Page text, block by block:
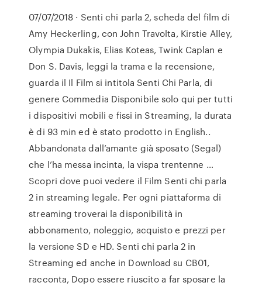
07/07/2018 · Senti chi parla 2, scheda del film di
Amy Heckerling, con John Travolta, Kirstie Alley,
Olympia Dukakis, Elias Koteas, Twink Caplan e
Don S. Davis, leggi la trama e la recensione,
guarda il Il Film si intitola Senti Chi Parla, di
genere Commedia Disponibile solo qui per tutti
i dispositivi mobili e fissi in Streaming, la durata
è di 93 min ed è stato prodotto in English..
Abbandonata dall’amante già sposato (Segal)
che l’ha messa incinta, la vispa trentenne …
Scopri dove puoi vedere il Film Senti chi parla
2 in streaming legale. Per ogni piattaforma di
streaming troverai la disponibilità in
abbonamento, noleggio, acquisto e prezzi per
la versione SD e HD. Senti chi parla 2 in
Streaming ed anche in Download su CB01,
racconta, Dopo essere riuscito a far sposare la